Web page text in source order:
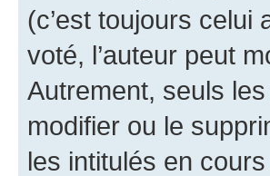
(c’est toujours celui
voté, l’auteur peut
Autrement, seuls
modifier ou le
les intitulés en